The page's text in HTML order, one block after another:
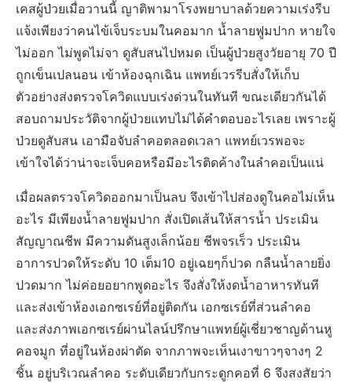
เคสผู้ป่วยเมื่อวานนี้ ญาติพามาโรงพยาบาลด้วยความเร่งรีบ
แจ้งเพียงว่าคนไข้เจ็บระบมในคอมาก น้ำลายฟูมปาก หายใจ
ไม่ออก ไม่พูดไม่จา ดูสับสนไปหมด เป็นผู้ป่วยสูงวัยอายุ 70 ปี
ถูกเข็นเปลนอน เข้าห้องฉุกเฉิน แพทย์เวรรีบสั่งให้เก็บ
ตัวอย่างส่งตรวจโควิดแบบเร่งด่วนในทันที ขณะเดียวกันได้
สอบถามประวัติจากผู้ป่วยแทบไม่ได้คำตอบอะไรเลย เพราะผู้
ป่วยดูสับสน เอามือจับลำคอตลอดเวลา แพทย์เวรพอจะ
เข้าใจได้ว่าน่าจะเจ็บคอหรือมีอะไรติดค้างในลำคอเป็นแน่
เมื่อผลตรวจโควิดออกมาเป็นลบ จึงเข้าไปส่องดูในคอไม่เห็น
อะไร มีเพียงน้ำลายฟูมปาก สั่งเปิดเส้นให้สารน้ำ ประเมิน
สัญญาณชีพ มีความดันสูงเล็กน้อย ชีพจรเร็ว ประเมิน
อาการปวดให้ระดับ 10 เต็ม10 อยู่เฉยๆก็ปวด กลืนน้ำลายยิ่ง
ปวดมาก ไม่ค่อยอยากพูดอะไร จึงสั่งให้งดน้ำอาหารทันที
และส่งเข้าห้องเอกซเรย์ที่อยู่ติดกัน เอกซเรย์ที่ส่วนลำคอ
และส่งภาพเอกซเรย์ผ่านไลน์ปรึกษาแพทย์ผู้เชี่ยวชาญด้านหู
คอจมูก ที่อยู่ในห้องผ่าตัด จากภาพจะเห็นเงาขาวๆจางๆ 2
ชิ้น อยู่บริเวณลำคอ ระดับเดียวกับกระดูกคอที่ 6 จึงสงสัยว่า